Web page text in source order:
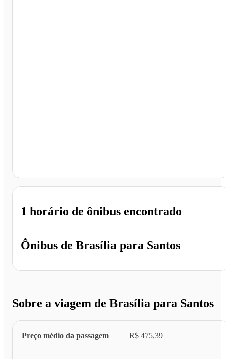
Ônibus de Brasília para Santos
1 horário de ônibus encontrado
Sobre a viagem de Brasília para Santos
Preço médio da passagem R$ 475,39